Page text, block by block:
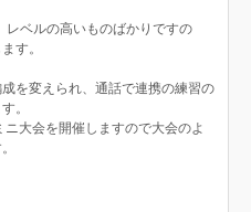
レベルの高いものばかりですの
す。
を変えられ、通話で連携の練習の
。
大会を開催しますので大会のよ